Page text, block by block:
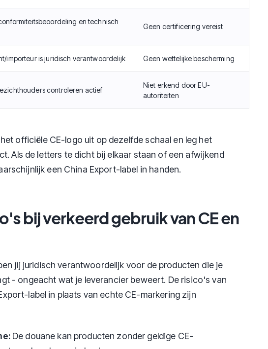
en technisch
Geen certificering vereist
importeur is juridisch verantwoordelijk Geen wettelijke bescherming
controleren actief
Niet erkend door EU-
autoriteiten
officiële CE-logo uit op dezelfde schaal en leg het
Als de letters te dicht bij elkaar staan of een afwijkend
een China Export-label in handen.
bij verkeerd gebruik van CE en
jij juridisch verantwoordelijk voor de producten die je
- ongeacht wat je leverancier beweert. De risico's van
label in plaats van echte CE-markering zijn
De douane kan producten zonder geldige CE-